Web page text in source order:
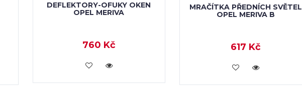
DEFLEKTORY-OFUKY OKEN
OPEL MERIVA
760 Kč
KOUPIT
MRAČÍTKA PŘEDNÍCH SVĚTEL
OPEL MERIVA B
617 Kč
KOUPIT